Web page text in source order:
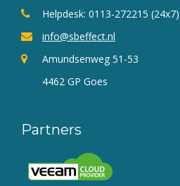
Helpdesk: 0113-272215 (24x7)
info@sbeffect.nl
Amundsenweg 51-53
4462 GP Goes
Partners